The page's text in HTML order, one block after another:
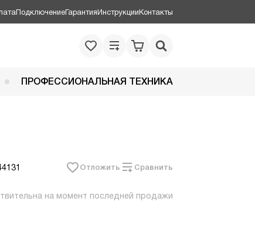
ПодключениеГарантияИнструкцииКонтакты
ПРОФЕССИОНАЛЬНАЯ ТЕХНИКА
Отложить Сравнить
на момент последней продажи